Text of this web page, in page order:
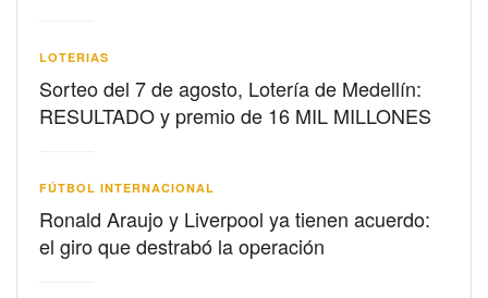
LOTERIAS
Sorteo del 7 de agosto, Lotería de Medellín:
RESULTADO y premio de 16 MIL MILLONES
FÚTBOL INTERNACIONAL
Ronald Araujo y Liverpool ya tienen acuerdo:
el giro que destrabó la operación